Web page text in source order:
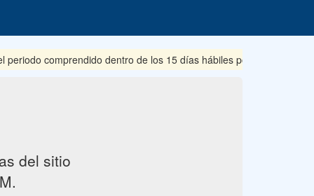
comprendido dentro de los 15 días hábiles posteriores a su
del sitio